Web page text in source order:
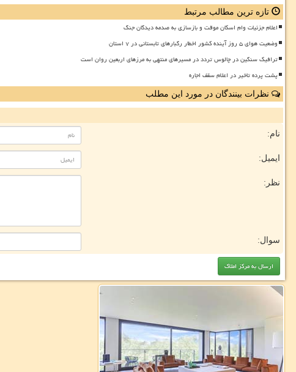
تازه ترین مطالب مرتبط
اعلام جزئیات وام اسکان موقت و بازسازی به صدمه دیدگان جنگ
وضعیت هوای ۵ روز آینده کشور اخطار رگبارهای تابستانی در ۷ استان
ترافیک سنگین در چالوس تردد در مسیرهای منتهی به مرزهای اربعین روان است
پشت پرده تاخیر در اعلام سقف اجاره
نظرات بینندگان در مورد این مطلب
نام:
ایمیل:
نظر:
سوال: